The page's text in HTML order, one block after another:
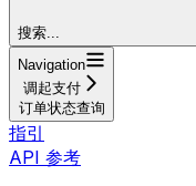
搜索...
Navigation
调起支付
订单状态查询
指引
API 参考